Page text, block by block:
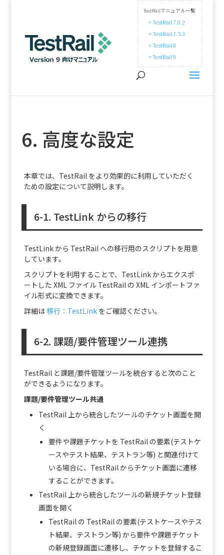
TestRailマニュアル一覧
> TestRail 7.0.2
> TestRail 7.5.3
> TestRail 8
> TestRail 9
6. 高度な設定
本章では、TestRail をより効果的に利用していただく
ための設定について説明します。
6-1. TestLink からの移行
TestLink から TestRail への移行用のスクリプトを用意
しています。
スクリプトを利用することで、TestLink からエクスポ
ートした XML ファイル TestRail の XML インポートファ
イル形式に変換できます。
詳細は移行：TestLinkをご確認ください。
6-2. 課題/要件管理ツール連携
TestRail と課題/要件管理ツールを統合すると次のこと
ができるようになります。
課題/要件管理ツール共通
TestRail 上から統合したツールのチケット画面を開
く
要件や課題チケットを TestRail の要素(テストケ
ースやテスト結果、テストラン等) と関連付けて
いる場合に、TestRail からチケット画面に遷移
することができます。
TestRail 上から統合したツールの新規チケット登録
画面を開く
TestRail の TestRail の要素(テストケースやテス
ト結果、テストラン等) から要件や課題チケット
の新規登録画面に遷移し、チケットを登録するこ